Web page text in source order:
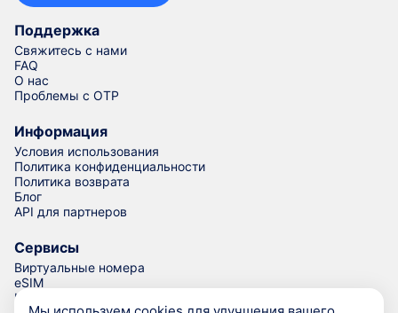
Поддержка
Свяжитесь с нами
FAQ
О нас
Проблемы с OTP
Информация
Условия использования
Политика конфиденциальности
Политика возврата
Блог
API для партнеров
Сервисы
Виртуальные номера
eSIM
Номера для верификации